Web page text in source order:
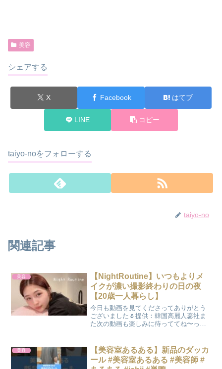
美容
シェアする
X Facebook はてブ
LINE コピー
taiyo-noをフォローする
taiyo-no
関連記事
美容
【NightRoutine】いつもよりメ
イクが濃い撮影終わりの日の夜
【20歳一人暮らし】
今日も動画を見てくださってありがとう
ございました🌷提供：韓国高麗人蔘社ま
た次の動画も楽しみに待っててね〜っ！
0044東京都目黒区大橋2-16...
美容
【美容室あるある】新品のダッカ
ール #美容室あるある #美容師 #